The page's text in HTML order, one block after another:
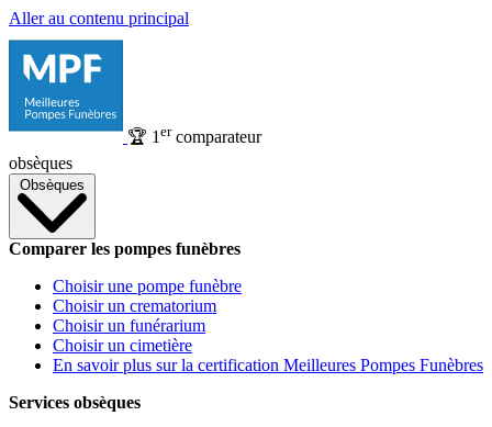
Aller au contenu principal
🏆 1 ercomparateur
obsèques
Obsèques
Comparer les pompes funèbres
Choisir une pompe funèbre
Choisir un crematorium
Choisir un funérarium
Choisir un cimetière
En savoir plus sur la certification Meilleures Pompes Funèbres
Services obsèques